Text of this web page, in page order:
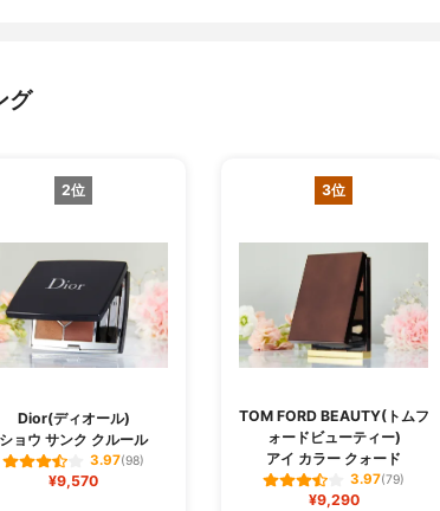
グ
2位
Dior(ディオール)
ショウ サンク クルール
3.97(98)
¥9,570
3位
TOM FORD BEAUTY(トムフ
ォードビューティー)
アイ カラー クォード
3.97(79)
¥9,290